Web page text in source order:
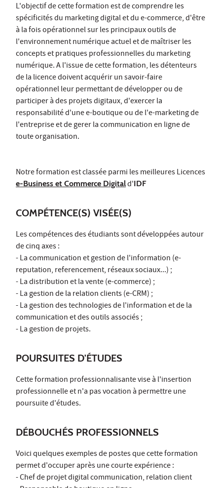
L'objectif de cette formation est de comprendre les
spécificités du marketing digital et du e-commerce, d'être
à la fois opérationnel sur les principaux outils de
l'environnement numérique actuel et de maîtriser les
concepts et pratiques professionnelles du marketing
numérique. A l'issue de cette formation, les détenteurs
de la licence doivent acquérir un savoir-faire
opérationnel leur permettant de développer ou de
participer à des projets digitaux, d'exercer la
responsabilité d'une e-boutique ou de l'e-marketing de
l'entreprise et de gerer la communication en ligne de
toute organisation.
Notre formation est classée parmi les meilleures Licences
e-Business et Commerce Digitald'IDF
COMPÉTENCE(S) VISÉE(S)
Les compétences des étudiants sont développées autour
de cinq axes :
- La communication et gestion de l'information (e-
reputation, referencement, réseaux sociaux...) ;
- La distribution et la vente (e-commerce) ;
- La gestion de la relation clients (e-CRM) ;
- La gestion des technologies de l'information et de la
communication et des outils associés ;
- La gestion de projets.
POURSUITES D'ÉTUDES
Cette formation professionnalisante vise à l'insertion
professionnelle et n'a pas vocation à permettre une
poursuite d'études.
DÉBOUCHÉS PROFESSIONNELS
Voici quelques exemples de postes que cette formation
permet d'occuper après une courte expérience :
- Chef de projet digital communication, relation client